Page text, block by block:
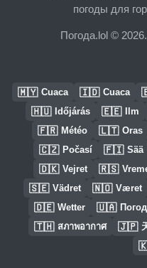
погоды для
Погода.lol ©
🇲🇾 Cuaca 🇮🇩 Cuaca
🇭🇺 Időjárás 🇪🇪 Ilm
🇫🇷 Météo 🇱🇹 Oras
🇨🇿 Počasí 🇫🇮 Sää
🇩🇰 Vejret 🇷🇸
🇸🇪 Vädret 🇳🇴 Været
🇩🇪 Wetter 🇺🇦
🇹🇭 สภาพอากาศ 🇯🇵